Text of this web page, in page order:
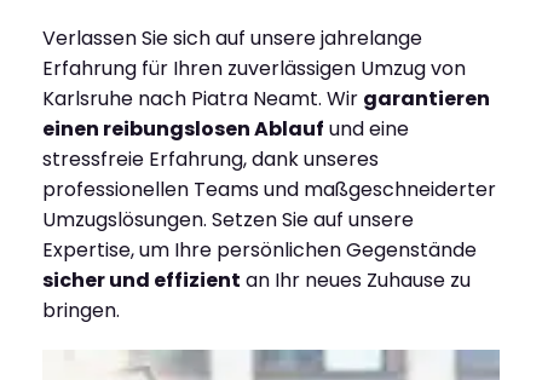
Verlassen Sie sich auf unsere jahrelange
Erfahrung für Ihren zuverlässigen Umzug von
Karlsruhe nach Piatra Neamt. Wir garantieren
einen reibungslosen Ablauf und eine
stressfreie Erfahrung, dank unseres
professionellen Teams und maßgeschneiderter
Umzugslösungen. Setzen Sie auf unsere
Expertise, um Ihre persönlichen Gegenstände
sicher und effizient an Ihr neues Zuhause zu
bringen.